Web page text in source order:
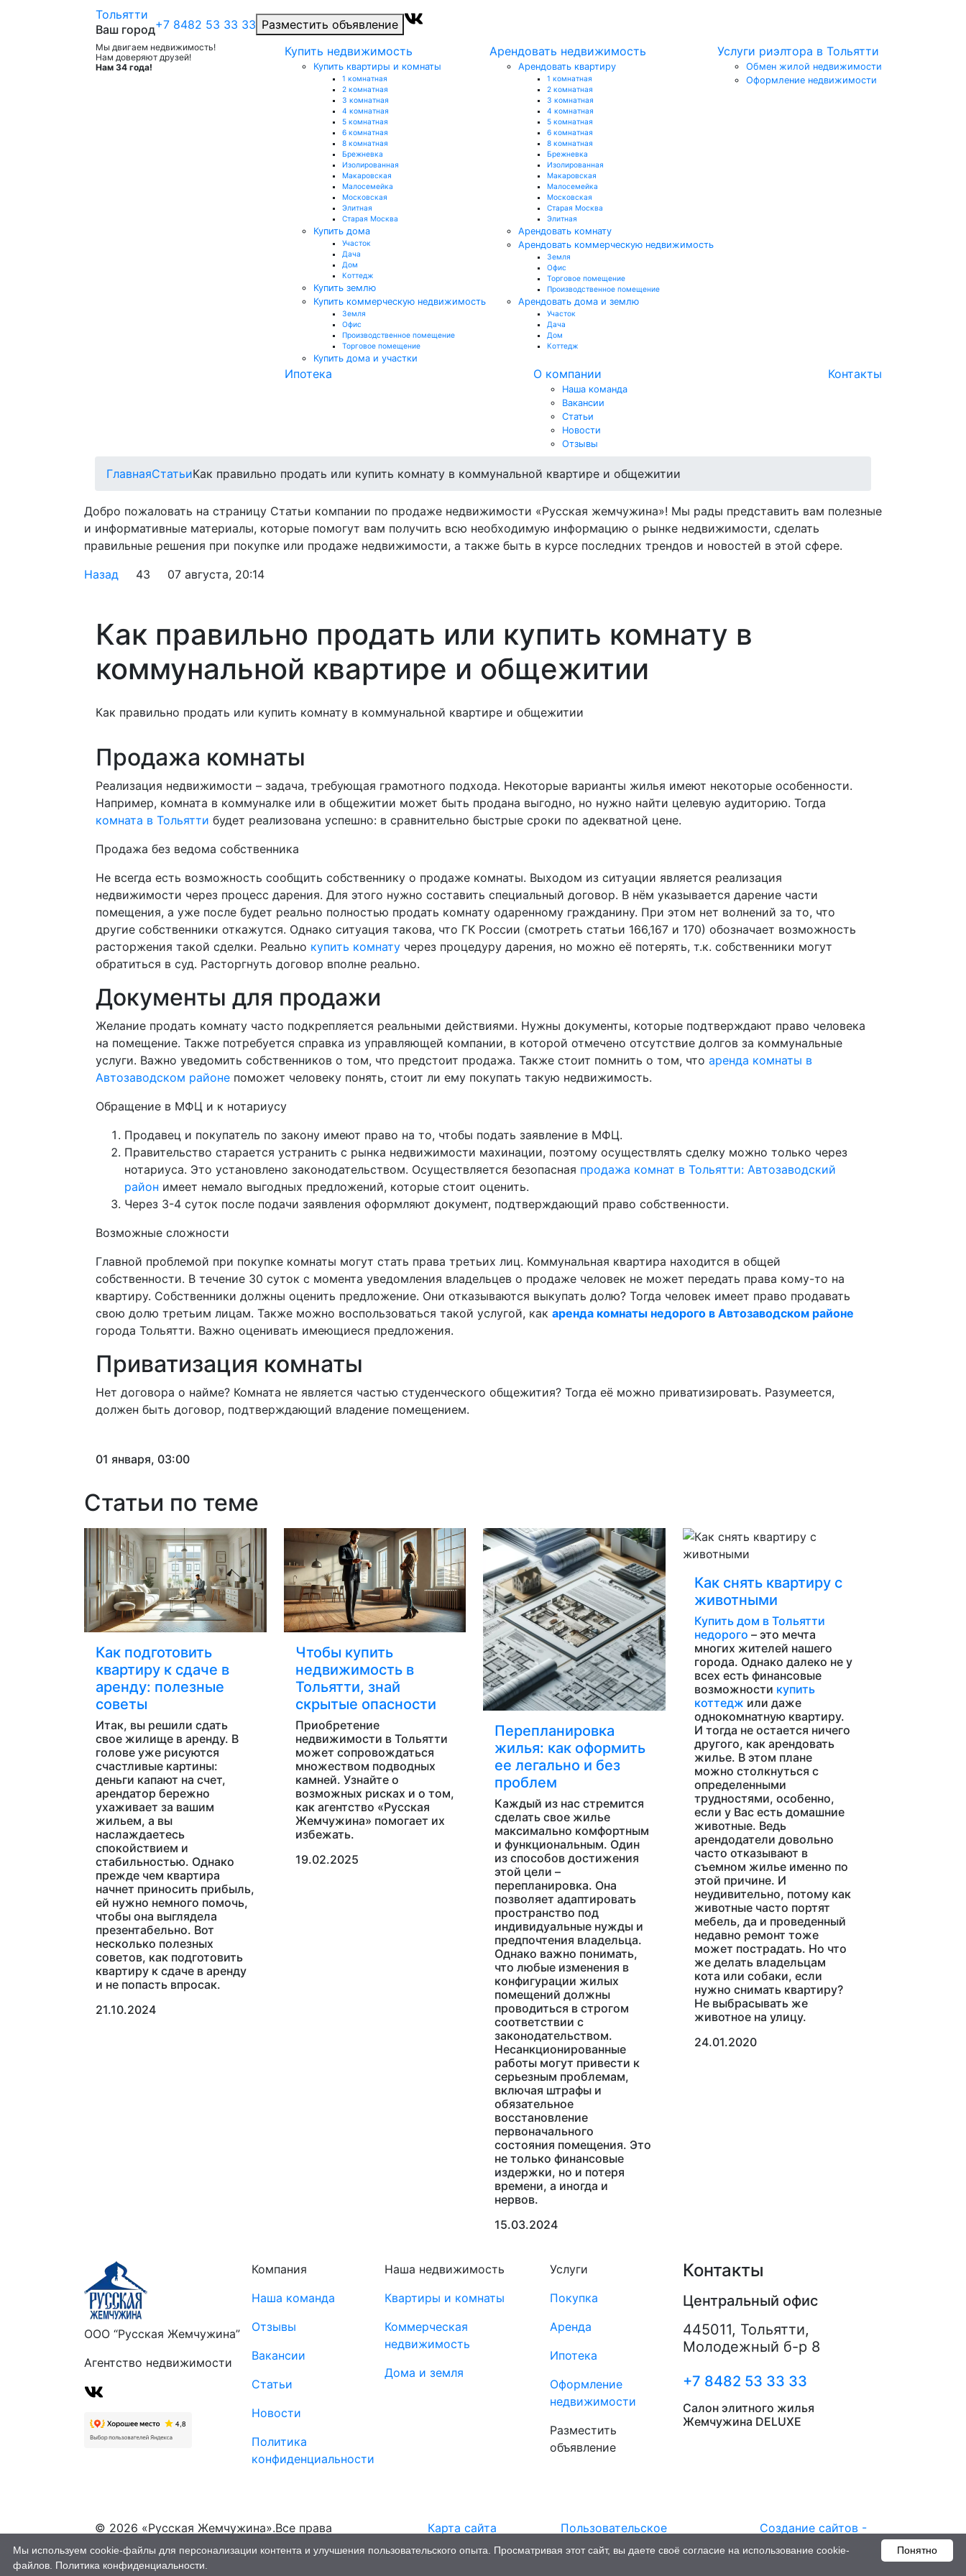
Мы двигаем недвижимость!
Нам доверяют друзей!
Нам 34 года!
Купить недвижимость
Купить квартиры и комнаты
1 комнатная
2 комнатная
3 комнатная
4 комнатная
5 комнатная
6 комнатная
8 комнатная
Брежневка
Изолированная
Макаровская
Малосемейка
Московская
Элитная
Старая Москва
Купить дома
Участок
Дача
Дом
Коттедж
Купить землю
Купить коммерческую недвижимость
Земля
Офис
Производственное помещение
Торговое помещение
Купить дома и участки
Арендовать недвижимость
Арендовать квартиру
1 комнатная
2 комнатная
3 комнатная
4 комнатная
5 комнатная
6 комнатная
8 комнатная
Брежневка
Изолированная
Макаровская
Малосемейка
Московская
Старая Москва
Элитная
Арендовать комнату
Арендовать коммерческую недвижимость
Земля
Офис
Торговое помещение
Производственное помещение
Арендовать дома и землю
Участок
Дача
Дом
Коттедж
Услуги риэлтора в Тольятти
Обмен жилой недвижимости
Оформление недвижимости
Ипотека О компании
Наша команда
Вакансии
Статьи
Новости
Отзывы
Контакты
Тольятти
Ваш город+7 8482 53 33 33 Разместить объявление
ГлавнаяСтатьиКак правильно продать или купить комнату в коммунальной квартире и общежитии
Добро пожаловать на страницу Статьи компании по продаже недвижимости «Русская жемчужина»! Мы рады представить вам полезные
и информативные материалы, которые помогут вам получить всю необходимую информацию о рынке недвижимости, сделать
правильные решения при покупке или продаже недвижимости, а также быть в курсе последних трендов и новостей в этой сфере.
Назад
43 07 августа, 20:14
Как правильно продать или купить комнату в
коммунальной квартире и общежитии
Как правильно продать или купить комнату в коммунальной квартире и общежитии
Продажа комнаты
Реализация недвижимости – задача, требующая грамотного подхода. Некоторые варианты жилья имеют некоторые особенности.
Например, комната в коммуналке или в общежитии может быть продана выгодно, но нужно найти целевую аудиторию. Тогда
комната в Тольятти будет реализована успешно: в сравнительно быстрые сроки по адекватной цене.
Продажа без ведома собственника
Не всегда есть возможность сообщить собственнику о продаже комнаты. Выходом из ситуации является реализация
недвижимости через процесс дарения. Для этого нужно составить специальный договор. В нём указывается дарение части
помещения, а уже после будет реально полностью продать комнату одаренному гражданину. При этом нет волнений за то, что
другие собственники откажутся. Однако ситуация такова, что ГК России (смотреть статьи 166,167 и 170) обозначает возможность
расторжения такой сделки. Реально купить комнату через процедуру дарения, но можно её потерять, т.к. собственники могут
обратиться в суд. Расторгнуть договор вполне реально.
Документы для продажи
Желание продать комнату часто подкрепляется реальными действиями. Нужны документы, которые подтверждают право человека
на помещение. Также потребуется справка из управляющей компании, в которой отмечено отсутствие долгов за коммунальные
услуги. Важно уведомить собственников о том, что предстоит продажа. Также стоит помнить о том, что аренда комнаты в
Автозаводском районе поможет человеку понять, стоит ли ему покупать такую недвижимость.
Обращение в МФЦ и к нотариусу
Продавец и покупатель по закону имеют право на то, чтобы подать заявление в МФЦ.
Правительство старается устранить с рынка недвижимости махинации, поэтому осуществлять сделку можно только через
нотариуса. Это установлено законодательством. Осуществляется безопасная продажа комнат в Тольятти: Автозаводский
район имеет немало выгодных предложений, которые стоит оценить.
Через 3-4 суток после подачи заявления оформляют документ, подтверждающий право собственности.
Возможные сложности
Главной проблемой при покупке комнаты могут стать права третьих лиц. Коммунальная квартира находится в общей
собственности. В течение 30 суток с момента уведомления владельцев о продаже человек не может передать права кому-то на
квартиру. Собственники должны оценить предложение. Они отказываются выкупать долю? Тогда человек имеет право продавать
свою долю третьим лицам. Также можно воспользоваться такой услугой, как аренда комнаты недорого в Автозаводском районе
города Тольятти. Важно оценивать имеющиеся предложения.
Приватизация комнаты
Нет договора о найме? Комната не является частью студенческого общежития? Тогда её можно приватизировать. Разумеется,
должен быть договор, подтверждающий владение помещением.
01 января, 03:00
Статьи по теме
Как подготовить
квартиру к сдаче в
аренду: полезные
советы
Итак, вы решили сдать
свое жилище в аренду. В
голове уже рисуются
счастливые картины:
деньги капают на счет,
арендатор бережно
ухаживает за вашим
жильем, а вы
наслаждаетесь
спокойствием и
стабильностью. Однако
прежде чем квартира
начнет приносить прибыль,
ей нужно немного помочь,
чтобы она выглядела
презентабельно. Вот
несколько полезных
советов, как подготовить
квартиру к сдаче в аренду
и не попасть впросак.
21.10.2024
Чтобы купить
недвижимость в
Тольятти, знай
скрытые опасности
Приобретение
недвижимости в Тольятти
может сопровождаться
множеством подводных
камней. Узнайте о
возможных рисках и о том,
как агентство «Русская
Жемчужина» помогает их
избежать.
19.02.2025
Перепланировка
жилья: как оформить
ее легально и без
проблем
Каждый из нас стремится
сделать свое жилье
максимально комфортным
и функциональным. Один
из способов достижения
этой цели –
перепланировка. Она
позволяет адаптировать
пространство под
индивидуальные нужды и
предпочтения владельца.
Однако важно понимать,
что любые изменения в
конфигурации жилых
помещений должны
проводиться в строгом
соответствии с
законодательством.
Несанкционированные
работы могут привести к
серьезным проблемам,
включая штрафы и
обязательное
восстановление
первоначального
состояния помещения. Это
не только финансовые
издержки, но и потеря
времени, а иногда и
нервов.
15.03.2024
Как снять квартиру с
животными
Купить дом в Тольятти
недорого – это мечта
многих жителей нашего
города. Однако далеко не у
всех есть финансовые
возможности купить
коттедж или даже
однокомнатную квартиру.
И тогда не остается ничего
другого, как арендовать
жилье. В этом плане
можно столкнуться с
определенными
трудностями, особенно,
если у Вас есть домашние
животные. Ведь
арендодатели довольно
часто отказывают в
съемном жилье именно по
этой причине. И
неудивительно, потому как
животные часто портят
мебель, да и проведенный
недавно ремонт тоже
может пострадать. Но что
же делать владельцам
кота или собаки, если
нужно снимать квартиру?
Не выбрасывать же
животное на улицу.
24.01.2020
ООО “Русская Жемчужина”
Агентство недвижимости
Компания
Наша команда
Отзывы
Вакансии
Статьи
Новости
Политика
конфиденциальности
Наша недвижимость
Квартиры и комнаты
Коммерческая
недвижимость
Дома и земля
Услуги
Покупка
Аренда
Ипотека
Оформление
недвижимости
Разместить
объявление
Контакты
Центральный офис
445011, Тольятти,
Молодежный б-р 8
+7 8482 53 33 33
Салон элитного жилья
Жемчужина DELUXE
© 2026 «Русская Жемчужина».Все права
защищены (18+)
Карта сайта
Пользовательское
соглашение
Создание сайтов -
Понятно
Мы используем cookie-файлы для персонализации контента и улучшения пользовательского опыта. Просматривая этот сайт, вы даете своё согласие на использование cookie-
файлов. Политика конфиденциальности.